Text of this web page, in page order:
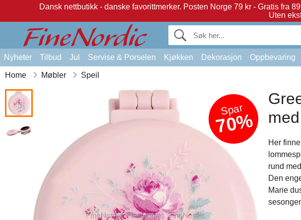
Dansk nettbutikk - danske favorittmerker. Posten Norge 79 kr - Gratis fra
Uten
Nyheter Tilbud Jul Servise & Porselen Kjøkken Dekorasjon Oppbevaring
Home Møbler Speil
Spar
70%
Her
rund
Den
Marie